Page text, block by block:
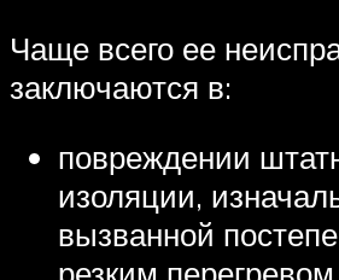
Чаще всего ее
заключаются в:
повреждении
изоляции,
вызванной